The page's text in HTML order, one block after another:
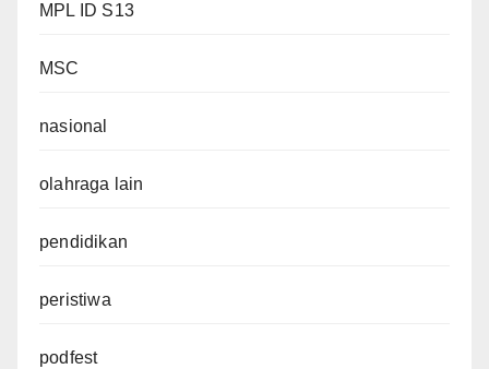
MPL ID S13
MSC
nasional
olahraga lain
pendidikan
peristiwa
podfest